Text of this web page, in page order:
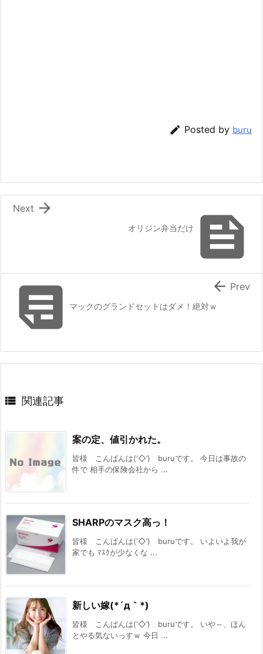
 Posted by buru

オリジン弁当だけ

Next
マックのグランドセットはダメ！絶対ｗ
 Prev
 関連記事
案の定、値引かれた。
皆様 こんばんは(‘◇’)ゞburuです。 今日は事故の
件で 相手の保険会社から ...
SHARPのマスク高っ！
皆様 こんばんは(‘◇’)ゞburuです。 いよいよ我が
家でも ﾏｽｸが少なくな ...
新しい嫁(*´д｀*)
皆様 こんばんは(‘◇’)ゞburuです。 いや～、ほん
とやる気ないっすｗ 今日 ...